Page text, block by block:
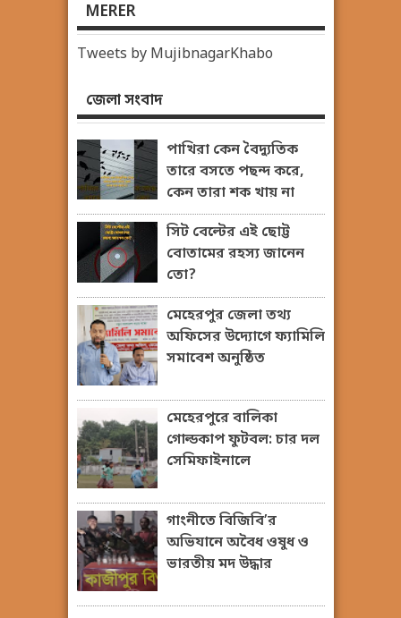
MERER
Tweets by MujibnagarKhabo
জেলা সংবাদ
পাখিরা কেন বৈদ্যুতিক
তারে বসতে পছন্দ করে,
কেন তারা শক খায় না
সিট বেল্টের এই ছোট্ট
বোতামের রহস্য জানেন
তো?
মেহেরপুর জেলা তথ্য
অফিসের উদ্যোগে ফ্যামিলি
সমাবেশ অনুষ্ঠিত
মেহেরপুরে বালিকা
গোল্ডকাপ ফুটবল: চার দল
সেমিফাইনালে
গাংনীতে বিজিবি’র
অভিযানে অবৈধ ওষুধ ও
ভারতীয় মদ উদ্ধার